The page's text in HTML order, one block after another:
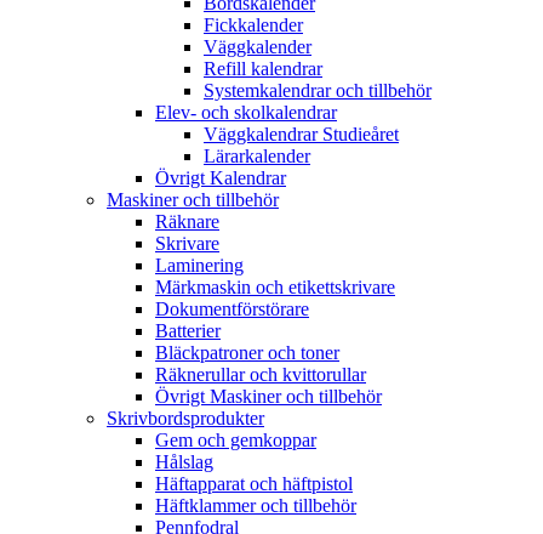
Fickkalender
Väggkalender
Refill kalendrar
Systemkalendrar och tillbehör
Elev- och skolkalendrar
Väggkalendrar Studieåret
Lärarkalender
Övrigt Kalendrar
Maskiner och tillbehör
Räknare
Skrivare
Laminering
Märkmaskin och etikettskrivare
Dokumentförstörare
Batterier
Bläckpatroner och toner
Räknerullar och kvittorullar
Övrigt Maskiner och tillbehör
Skrivbordsprodukter
Gem och gemkoppar
Hålslag
Häftapparat och häftpistol
Häftklammer och tillbehör
Pennfodral